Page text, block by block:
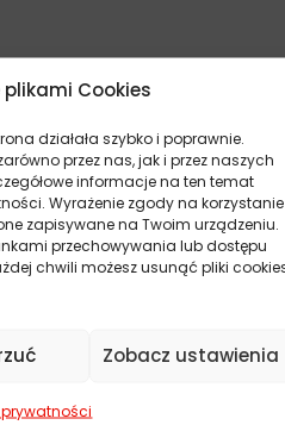
Cookies
działała szybko i poprawnie.
przez nas, jak i przez naszych
informacje na ten temat
Wyrażenie zgody na korzystanie
zapisywane na Twoim urządzeniu.
przechowywania lub dostępu
chwili możesz usunąć pliki
Zobacz ustawienia
prywatności
PRODUKTÓW